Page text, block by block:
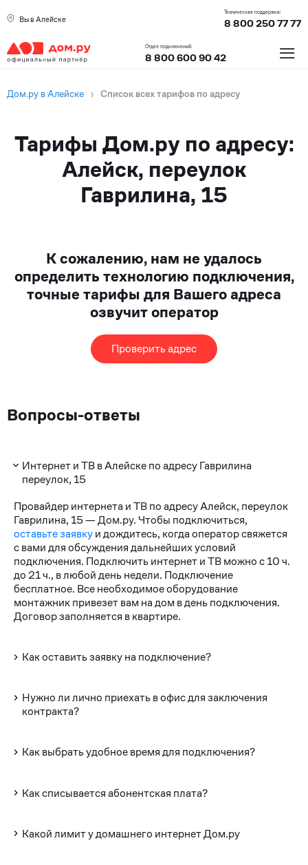
Вы в Алейске
Техническая поддержка:
8 800 250 77 77
Отдел подключений:
8 800 600 90 42 ≡
Дом.ру в Алейске › Список всех тарифов по адресу
Тарифы Дом.ру по адресу:
Алейск, переулок
Гаврилина, 15
К сожалению, нам не удалось
определить технологию подключения,
точные тарифы для Вашего адреса
озвучит оператор
Проверить адрес
Вопросы-ответы
Интернет и ТВ в Алейске по адресу Гаврилина
переулок, 15
Провайдер интернета и ТВ по адресу Алейск, переулок
Гаврилина, 15 — Дом.ру. Чтобы подключиться,
оставьте заявкуи дождитесь, когда оператор свяжется
с вами для обсуждения дальнейших условий
подключения. Подключить интернет и ТВ можно с 10 ч.
до 21 ч., в любой день недели. Подключение
бесплатное. Все необходимое оборудование
монтажник привезет вам на дом в день подключения.
Договор заполняется в квартире.
Как оставить заявку на подключение?
Нужно ли лично приехать в офис для заключения
контракта?
Как выбрать удобное время для подключения?
Как списывается абонентская плата?
Какой лимит у домашнего интернет Дом.ру